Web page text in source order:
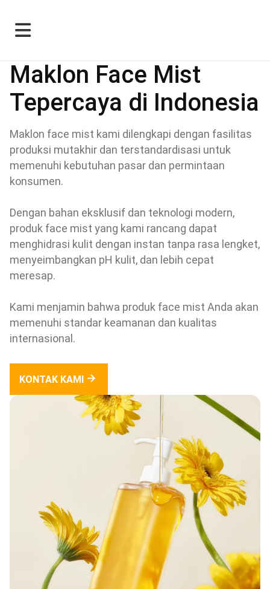
Maklon Face Mist
Tepercaya di Indonesia
Maklon face mist kami dilengkapi dengan fasilitas
produksi mutakhir dan terstandardisasi untuk
memenuhi kebutuhan pasar dan permintaan
konsumen.
Dengan bahan eksklusif dan teknologi modern,
produk face mist yang kami rancang dapat
menghidrasi kulit dengan instan tanpa rasa lengket,
menyeimbangkan pH kulit, dan lebih cepat
meresap.
Kami menjamin bahwa produk face mist Anda akan
memenuhi standar keamanan dan kualitas
internasional.
KONTAK KAMI